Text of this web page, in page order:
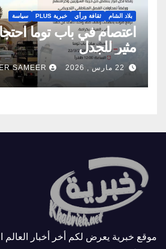
بلاد الشام ثقافة ورأي خبرية PLUS سياسة
اعتصام في باب توما
مثير للجدل
22 مارس , 2026 SAMEER
موقع خبرية يعرض لكم أخر أخبار العالم